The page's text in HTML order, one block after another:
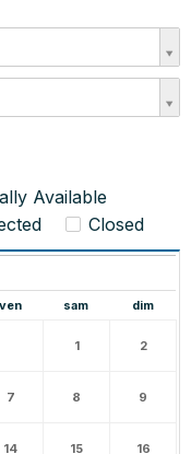
Available
Closed
ven sam dim
1 2
7 8 9
14 15 16